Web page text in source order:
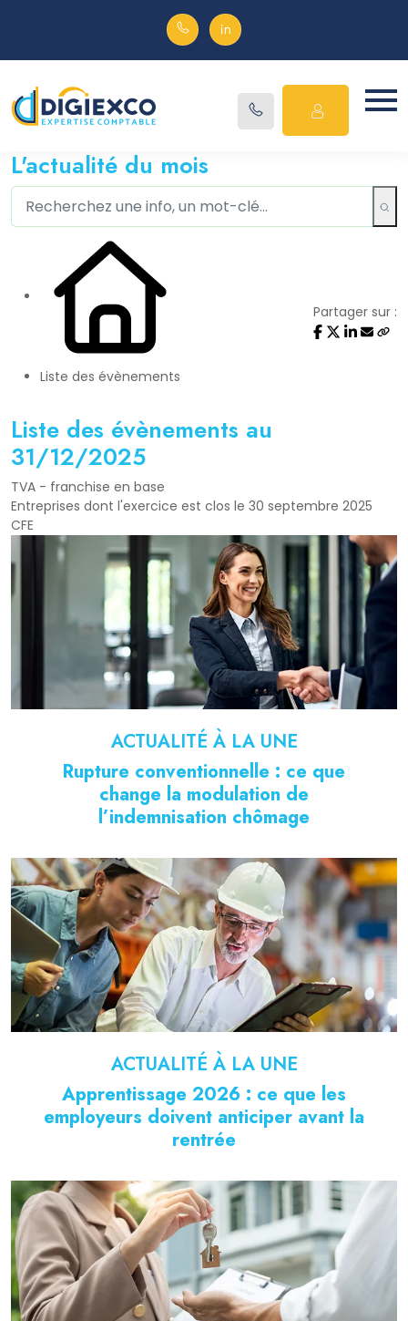
L'actualité du mois
Liste des évènements
Partager sur :
Liste des évènements au
31/12/2025
TVA - franchise en base
Entreprises dont l'exercice est clos le 30 septembre 2025
CFE
ACTUALITÉ À LA UNE
Rupture conventionnelle : ce que
change la modulation de
l’indemnisation chômage
ACTUALITÉ À LA UNE
Apprentissage 2026 : ce que les
employeurs doivent anticiper avant la
rentrée